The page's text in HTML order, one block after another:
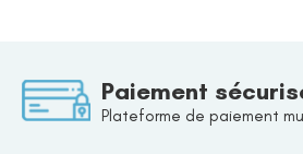
Paiement
Plateforme de paiement